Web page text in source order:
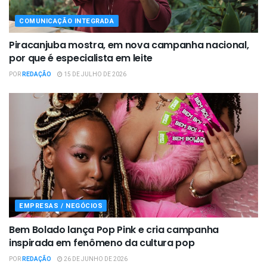
COMUNICAÇÃO INTEGRADA
Piracanjuba mostra, em nova campanha nacional,
por que é especialista em leite
PORREDAÇÃO 15 DE JULHO DE 2026
EMPRESAS / NEGÓCIOS
Bem Bolado lança Pop Pink e cria campanha
inspirada em fenômeno da cultura pop
PORREDAÇÃO 26 DE JUNHO DE 2026